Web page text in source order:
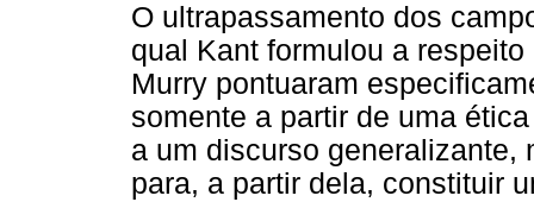
O ultrapassamento dos
qual Kant formulou a
Murry pontuaram
somente a partir de uma
a um discurso generalizante,
para, a partir dela, constituir